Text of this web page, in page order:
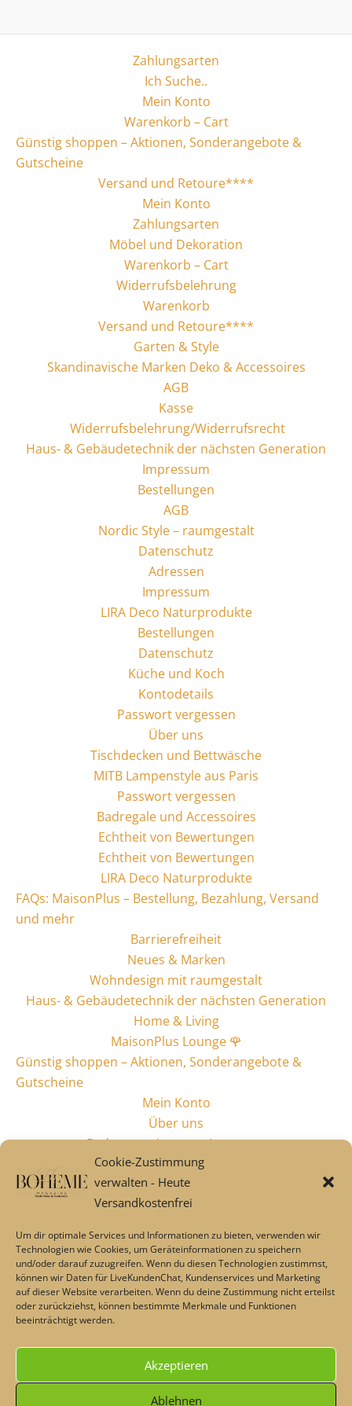
Cookie-Zustimmung
verwalten - Heute
Versandkostenfrei
Um dir optimale Services und Informationen zu bieten, verwenden wir
Technologien wie Cookies, um Geräteinformationen zu speichern
und/oder darauf zuzugreifen. Wenn du diesen Technologien zustimmst,
können wir Daten für LiveKundenChat, Kundenservices und Marketing
auf dieser Website verarbeiten. Wenn du deine Zustimmung nicht erteilst
oder zurückziehst, können bestimmte Merkmale und Funktionen
beeinträchtigt werden.
Akzeptieren
Ablehnen
Zahlungsarten
Ich Suche..
Mein Konto
Warenkorb – Cart
Günstig shoppen – Aktionen, Sonderangebote &
Gutscheine
Versand und Retoure****
Mein Konto
Zahlungsarten
Möbel und Dekoration
Warenkorb – Cart
Widerrufsbelehrung
Warenkorb
Versand und Retoure****
Garten & Style
Skandinavische Marken Deko & Accessoires
AGB
Kasse
Widerrufsbelehrung/Widerrufsrecht
Haus- & Gebäudetechnik der nächsten Generation
Impressum
Bestellungen
AGB
Nordic Style – raumgestalt
Datenschutz
Adressen
Impressum
LIRA Deco Naturprodukte
Bestellungen
Datenschutz
Küche und Koch
Kontodetails
Passwort vergessen
Über uns
Tischdecken und Bettwäsche
MITB Lampenstyle aus Paris
Passwort vergessen
Badregale und Accessoires
Echtheit von Bewertungen
Echtheit von Bewertungen
LIRA Deco Naturprodukte
FAQs: MaisonPlus – Bestellung, Bezahlung, Versand
und mehr
Barrierefreiheit
Neues & Marken
Wohndesign mit raumgestalt
Haus- & Gebäudetechnik der nächsten Generation
Home & Living
MaisonPlus Lounge 🌹
Günstig shoppen – Aktionen, Sonderangebote &
Gutscheine
Mein Konto
Über uns
Badaccessoires von Aquanova
Alles fürs Bad
Industriestyle & Design
Garten & Style
LovelyLinen Online Shop
Leinenstoffe – Beratung und Kontakt
Natur Bettwäsche & Tischdecken von Lovely Linen
Geschenkideen
Über uns